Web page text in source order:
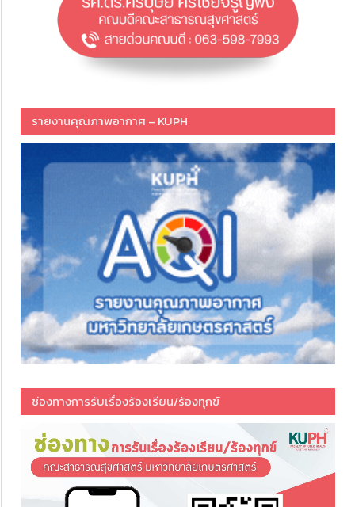
รายงานคุณภาพอากาศ – KUPH
ช่องทางการรับเรื่องร้องเรียน/ร้องทุกข์